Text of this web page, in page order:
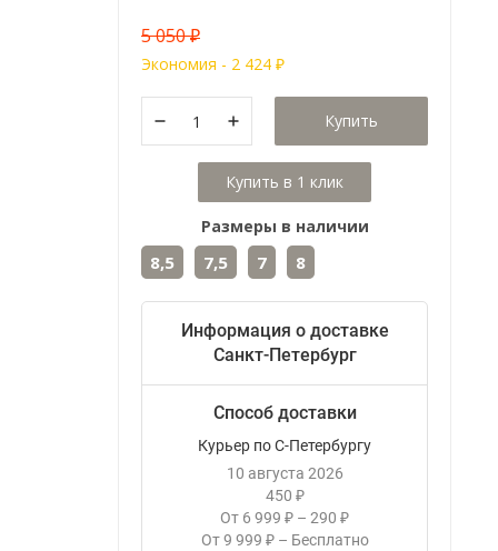
5 050₽
Экономия - 2 424 ₽
Купить
Размеры в наличии
8,5 7,5 7 8
Информация о доставке
Санкт-Петербург
Способ доставки
Курьер по С-Петербургу
10 августа 2026
450 ₽
От 6 999 ₽ – 290 ₽
От 9 999 ₽ – Бесплатно